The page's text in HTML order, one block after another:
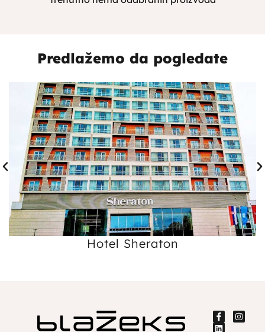
Predlažemo da pogledate
Hotel Sheraton